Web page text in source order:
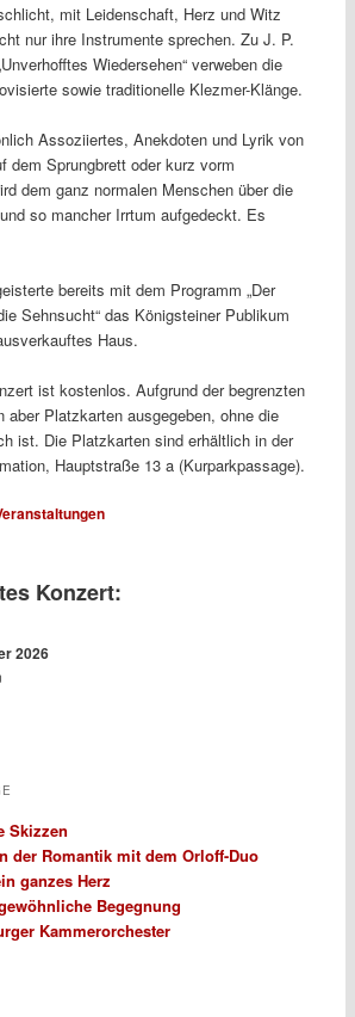
mit Leidenschaft, Herz und Witz
nur ihre Instrumente sprechen. Zu J. P.
Wiedersehen“ verweben die
sowie traditionelle Klezmer-Klänge.
Assoziiertes, Anekdoten und Lyrik von
dem Sprungbrett oder kurz vorm
dem ganz normalen Menschen über die
so mancher Irrtum aufgedeckt. Es
bereits mit dem Programm „Der
Sehnsucht“ das Königsteiner Publikum
Haus.
ist kostenlos. Aufgrund der begrenzten
aber Platzkarten ausgegeben, ohne die
ist. Die Platzkarten sind erhältlich in der
Hauptstraße 13 a (Kurparkpassage).
Konzert:
2026
Skizzen
der Romantik mit dem Orloff-Duo
ganzes Herz
Begegnung
Kammerorchester